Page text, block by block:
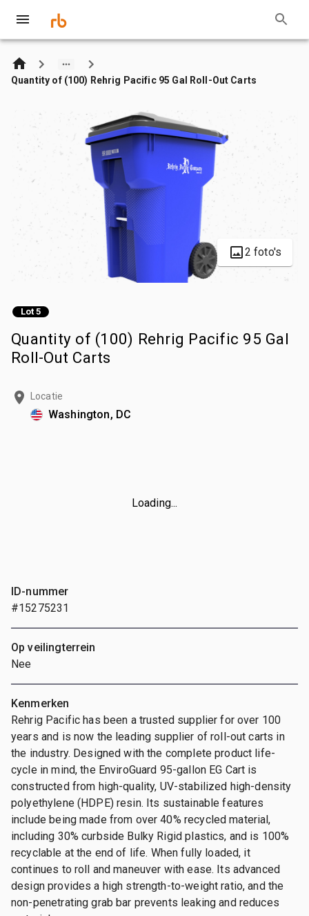
Quantity of (100) Rehrig Pacific 95 Gal Roll-Out Carts
2 foto's
Lot 5
Quantity of (100) Rehrig Pacific 95 Gal
Roll-Out Carts
Locatie
Washington, DC
Loading...
ID-nummer
#15275231
Op veilingterrein
Nee
Kenmerken
Rehrig Pacific has been a trusted supplier for over 100
years and is now the leading supplier of roll-out carts in
the industry. Designed with the complete product life-
cycle in mind, the EnviroGuard 95-gallon EG Cart is
constructed from high-quality, UV-stabilized high-density
polyethylene (HDPE) resin. Its sustainable features
include being made from over 40% recycled material,
including 30% curbside Bulky Rigid plastics, and is 100%
recyclable at the end of life. When fully loaded, it
continues to roll and maneuver with ease. Its advanced
design provides a high strength-to-weight ratio, and the
non-penetrating grab bar prevents leaking and reduces